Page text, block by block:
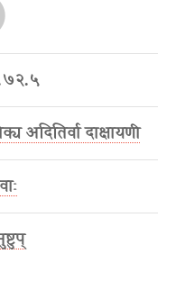
अदितिर्वा दाक्षायणी